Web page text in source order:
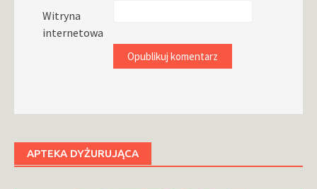
Witryna
internetowa
APTEKA DYŻURUJĄCA